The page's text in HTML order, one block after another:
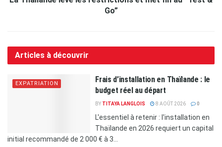
Go”
Articles à découvrir
EXPATRIATION
Frais d’installation en Thaïlande : le
budget réel au départ
BY TITAYA LANGLOIS 8 AOÛT 2026 0
L'essentiel à retenir : l'installation en
Thaïlande en 2026 requiert un capital
initial recommandé de 2 000 € à 3...